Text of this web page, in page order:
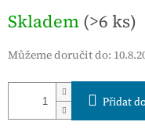
cena:
Skladem (>6 ks)
Můžeme doručit do:
Přidat